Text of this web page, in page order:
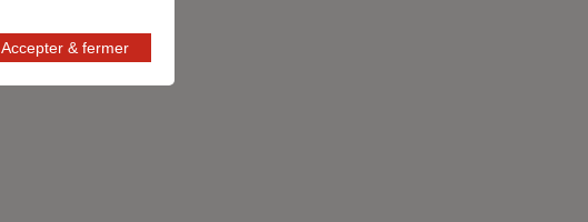
Accepter & fermer